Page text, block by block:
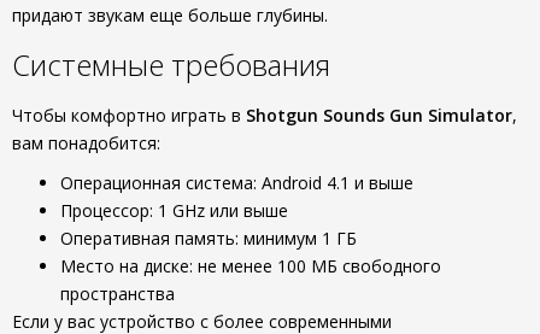
придают звукам еще больше глубины.
Системные требования
Чтобы комфортно играть в Shotgun Sounds Gun Simulator,
вам понадобится:
Операционная система: Android 4.1 и выше
Процессор: 1 GHz или выше
Оперативная память: минимум 1 ГБ
Место на диске: не менее 100 МБ свободного
пространства
Если у вас устройство с более современными